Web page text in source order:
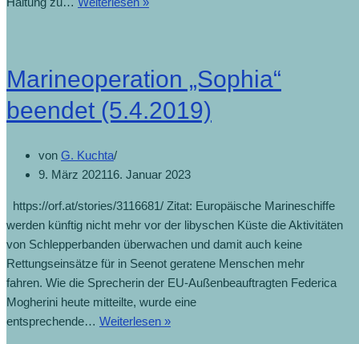
mehr
(7.1.2020)
Marineoperation „Sophia“
beendet (5.4.2019)
von G. Kuchta
9. März 202116. Januar 2023
https://orf.at/stories/3116681/ Zitat: Europäische Marineschiffe
werden künftig nicht mehr vor der libyschen Küste die Aktivitäten
von Schlepperbanden überwachen und damit auch keine
Rettungseinsätze für in Seenot geratene Menschen mehr
fahren. Wie die Sprecherin der EU-Außenbeauftragten Federica
Mogherini heute mitteilte, wurde eine
entsprechende… Weiterlesen »Marineoperation